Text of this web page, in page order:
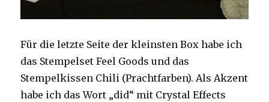
Für die letzte Seite der kleinsten Box habe ich
das Stempelset Feel Goods und das
Stempelkissen Chili (Prachtfarben). Als Akzent
habe ich das Wort „did“ mit Crystal Effects